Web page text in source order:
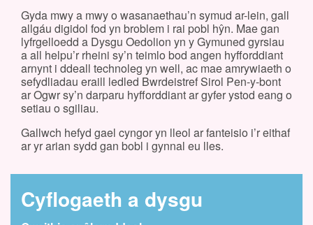
Gyda mwy a mwy o wasanaethau’n symud ar-lein, gall
allgáu digidol fod yn broblem i rai pobl hŷn. Mae gan
lyfrgelloedd a Dysgu Oedolion yn y Gymuned gyrsiau
a all helpu’r rheini sy’n teimlo bod angen hyfforddiant
arnynt i ddeall technoleg yn well, ac mae amrywiaeth o
sefydliadau eraill ledled Bwrdeistref Sirol Pen-y-bont
ar Ogwr sy’n darparu hyfforddiant ar gyfer ystod eang o
setiau o sgiliau.
Gallwch hefyd gael cyngor yn lleol ar fanteisio i’r eithaf
ar yr arian sydd gan bobl i gynnal eu lles.
Cyflogaeth a dysgu